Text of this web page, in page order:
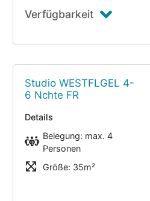
Verfügbarkeit
Studio WESTFLGEL 4-
6 Nchte FR
Details
Belegung: max. 4
Personen
Größe: 35m²